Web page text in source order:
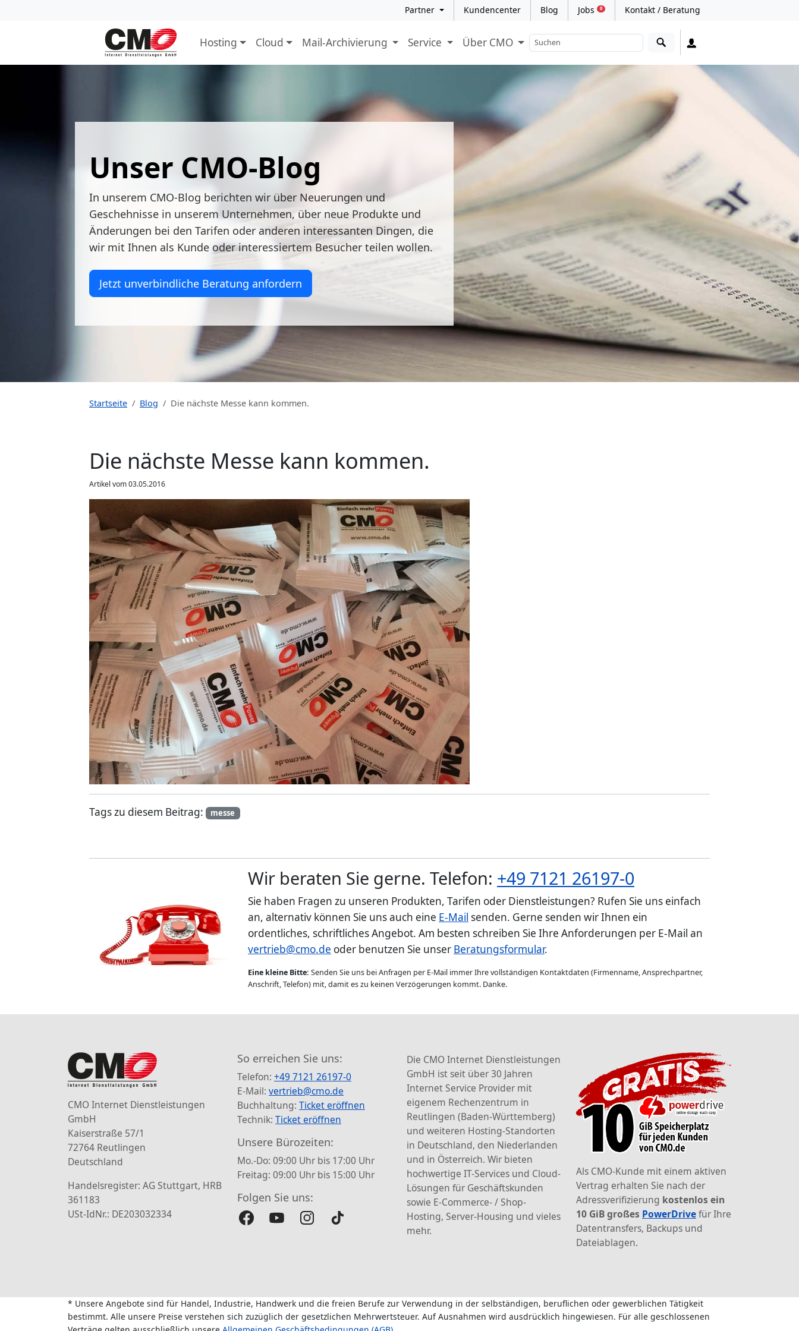
Partner Kundencenter Blog Jobs 0 Kontakt / Beratung
Hosting Cloud Mail-Archivierung Service Über CMO
Unser CMO-Blog
In unserem CMO-Blog berichten wir über Neuerungen und
Geschehnisse in unserem Unternehmen, über neue Produkte und
Änderungen bei den Tarifen oder anderen interessanten Dingen, die
wir mit Ihnen als Kunde oder interessiertem Besucher teilen wollen.
Jetzt unverbindliche Beratung anfordern
Startseite Blog Die nächste Messe kann kommen.
Die nächste Messe kann kommen.
Artikel vom 03.05.2016
Tags zu diesem Beitrag: messe
Wir beraten Sie gerne. Telefon: +49 7121 26197-0
Sie haben Fragen zu unseren Produkten, Tarifen oder Dienstleistungen? Rufen Sie uns einfach
an, alternativ können Sie uns auch eine E-Mail senden. Gerne senden wir Ihnen ein
ordentliches, schriftliches Angebot. Am besten schreiben Sie Ihre Anforderungen per E-Mail an
vertrieb@cmo.de oder benutzen Sie unser Beratungsformular.
Eine kleine Bitte: Senden Sie uns bei Anfragen per E-Mail immer Ihre vollständigen Kontaktdaten (Firmenname, Ansprechpartner,
Anschrift, Telefon) mit, damit es zu keinen Verzögerungen kommt. Danke.
CMO Internet Dienstleistungen
GmbH
Kaiserstraße 57/1
72764 Reutlingen
Deutschland
Handelsregister: AG Stuttgart, HRB
361183
USt-IdNr.: DE203032334
So erreichen Sie uns:
Telefon: +49 7121 26197-0
E-Mail: vertrieb@cmo.de
Buchhaltung: Ticket eröffnen
Technik: Ticket eröffnen
Unsere Bürozeiten:
Mo.-Do: 09:00 Uhr bis 17:00 Uhr
Freitag: 09:00 Uhr bis 15:00 Uhr
Folgen Sie uns:
Die CMO Internet Dienstleistungen
GmbH ist seit über 30 Jahren
Internet Service Provider mit
eigenem Rechenzentrum in
Reutlingen (Baden-Württemberg)
und weiteren Hosting-Standorten
in Deutschland, den Niederlanden
und in Österreich. Wir bieten
hochwertige IT-Services und Cloud-
Lösungen für Geschäftskunden
sowie E-Commerce- / Shop-
Hosting, Server-Housing und vieles
mehr.
Als CMO-Kunde mit einem aktiven
Vertrag erhalten Sie nach der
Adressverifizierung kostenlos ein
10 GiB großes PowerDrivefür Ihre
Datentransfers, Backups und
Dateiablagen.
* Unsere Angebote sind für Handel, Industrie, Handwerk und die freien Berufe zur Verwendung in der selbständigen, beruflichen oder gewerblichen Tätigkeit
bestimmt. Alle unsere Preise verstehen sich zuzüglich der gesetzlichen Mehrwertsteuer. Auf Ausnahmen wird ausdrücklich hingewiesen. Für alle geschlossenen